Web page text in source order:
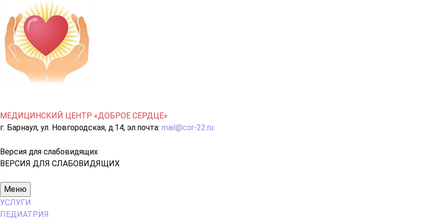
МЕДИЦИНСКИЙ ЦЕНТР «ДОБРОЕ СЕРДЦЕ»
г. Барнаул, ул. Новгородская, д.14, эл.почта: mail@cor-22.ru
Версия для слабовидящих
ВЕРСИЯ ДЛЯ СЛАБОВИДЯЩИХ
Основное
меню
Меню
УСЛУГИ
ПЕДИАТРИЯ